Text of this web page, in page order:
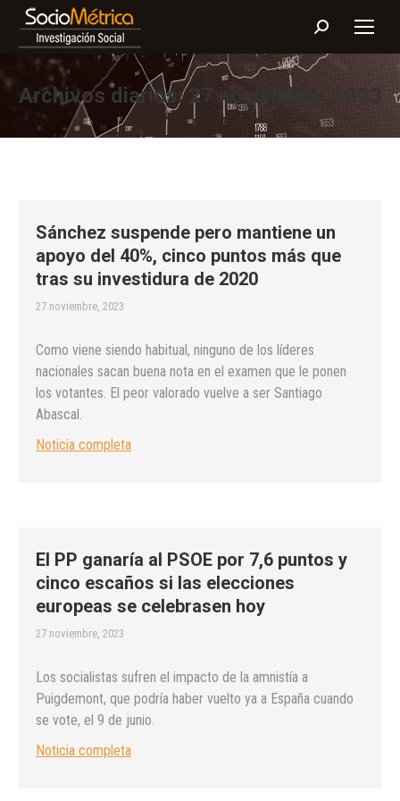
Buscar:
Archivos diarios:27 noviembre, 2023
Sánchez suspende pero mantiene un
apoyo del 40%, cinco puntos más que
tras su investidura de 2020
27 noviembre, 2023
Como viene siendo habitual, ninguno de los líderes
nacionales sacan buena nota en el examen que le ponen
los votantes. El peor valorado vuelve a ser Santiago
Abascal.
Noticia completa
El PP ganaría al PSOE por 7,6 puntos y
cinco escaños si las elecciones
europeas se celebrasen hoy
27 noviembre, 2023
Los socialistas sufren el impacto de la amnistía a
Puigdemont, que podría haber vuelto ya a España cuando
se vote, el 9 de junio.
Noticia completa